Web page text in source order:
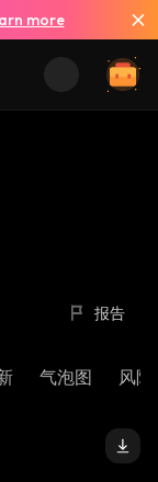
more
报告
气泡图 风险